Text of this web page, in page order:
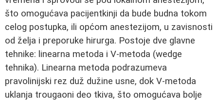
što omogućava pacijentkinji da bude budna tokom
celog postupka, ili općom anestezijom, u zavisnosti
od želja i preporuke hirurga. Postoje dve glavne
tehnike: linearna metoda i V-metoda (wedge
tehnika). Linearna metoda podrazumeva
pravolinijski rez duž dužine usne, dok V-metoda
uklanja trougaoni deo tkiva, što omogućava bolje